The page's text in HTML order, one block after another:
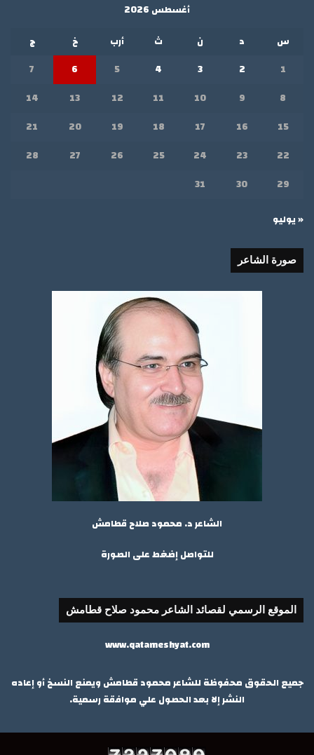
أغسطس 2026
س
د ن ث أرب خ
ج
1
2
3
4
5
6
7
8
9
10
11
12
13
14
15
16
17
18
19
20
21
22
23
24
25
26
27
28
29
30
31
« يوليو
صورة الشاعر
الشاعر د. محمود صلاح قطامش
للتواصل إضغط على الصورة
الموقع الرسمي لقصائد الشاعر محمود صلاح قطامش
www.qatameshyat.com
جميع الحقوق محفوظة للشاعر محمود قطامش ويمنع النسخ أو إعاده
النشر إلا بعد الحصول علي موافقة رسمية.